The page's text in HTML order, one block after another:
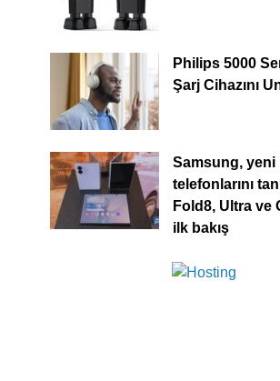
Philips 5000
Şarj Cihazını
Samsung, yeni
telefonlarını
Fold8, Ultra ve
ilk bakış